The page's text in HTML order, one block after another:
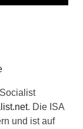
. Die ISA
und ist auf